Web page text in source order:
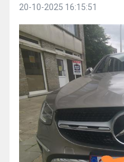
20-10-2025 16:15:51